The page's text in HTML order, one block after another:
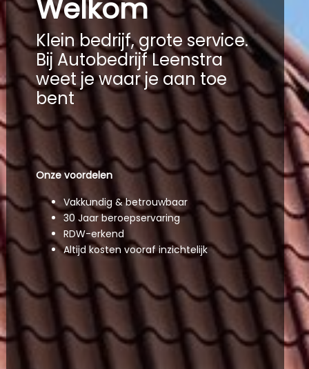
Welkom
Klein bedrijf, grote service.
Bij Autobedrijf Leenstra
weet je waar je aan toe
bent
Onze voordelen
Vakkundig & betrouwbaar
30 Jaar beroepservaring
RDW-erkend
Altijd kosten vooraf inzichtelijk